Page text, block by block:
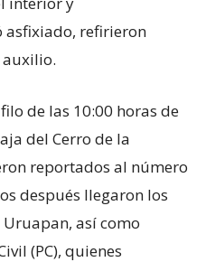
asfixiado, refirieron
auxilio.
de las 10:00 horas de
del Cerro de la
reportados al número
después llegaron los
así como
(PC), quienes